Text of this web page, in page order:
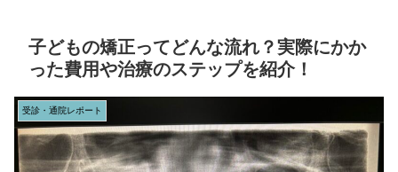
子どもの矯正ってどんな流れ？実際にかか
った費用や治療のステップを紹介！
受診・通院レポート